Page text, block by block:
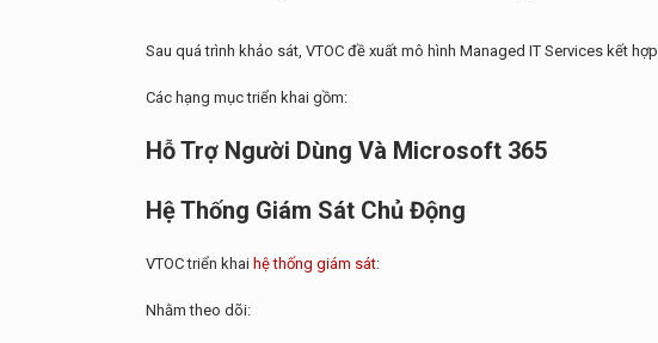
Sau quá trình khảo sát, VTOC đề xuất mô hình Managed IT Services kết hợp
Các hạng mục triển khai gồm:
Hỗ Trợ Người Dùng Và Microsoft 365
Hệ Thống Giám Sát Chủ Động
VTOC triển khai hệ thống giám sát:
Nhằm theo dõi: